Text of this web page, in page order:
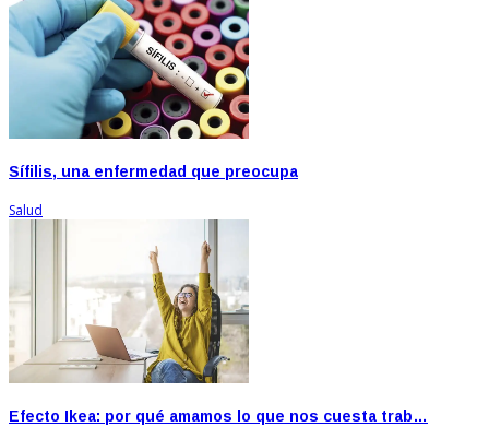
Sífilis, una enfermedad que preocupa
Salud
Efecto Ikea: por qué amamos lo que nos cuesta trab…